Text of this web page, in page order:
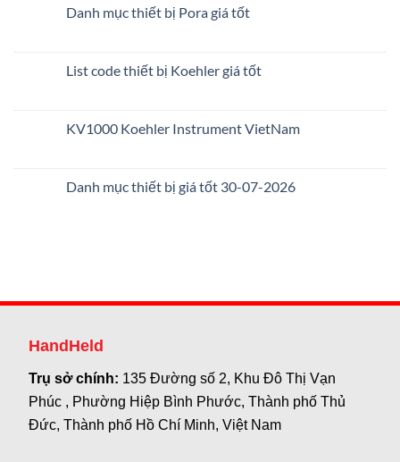
Danh mục thiết bị Pora giá tốt
List code thiết bị Koehler giá tốt
KV1000 Koehler Instrument VietNam
Danh mục thiết bị giá tốt 30-07-2026
HandHeld
Trụ sở chính: 135 Đường số 2, Khu Đô Thị Vạn
Phúc , Phường Hiệp Bình Phước, Thành phố Thủ
Đức, Thành phố Hồ Chí Minh, Việt Nam